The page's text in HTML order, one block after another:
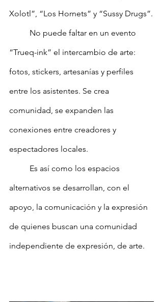
Xolotl”, “Los Hornets” y “Sussy Drugs”.
“Trueq-ink” el intercambio de arte:
fotos, stickers, artesanías y perfiles
entre los asistentes. Se crea
comunidad, se expanden las
conexiones entre creadores y
espectadores locales.
alternativos se desarrollan, con el
apoyo, la comunicación y la expresión
de quienes buscan una comunidad
independiente de expresión, de arte.